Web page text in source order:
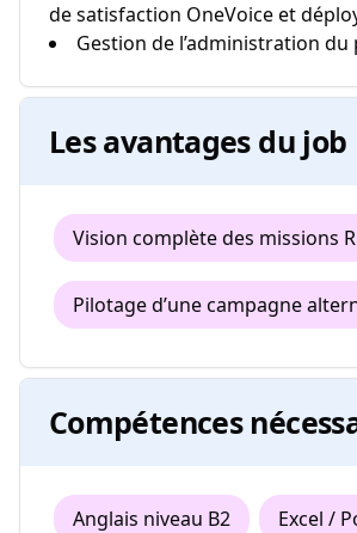
de satisfaction OneVoice et
Gestion de l’administration du
Les avantages du job
Vision complète des missions
Pilotage d’une campagne
Compétences
Anglais niveau B2 Excel /